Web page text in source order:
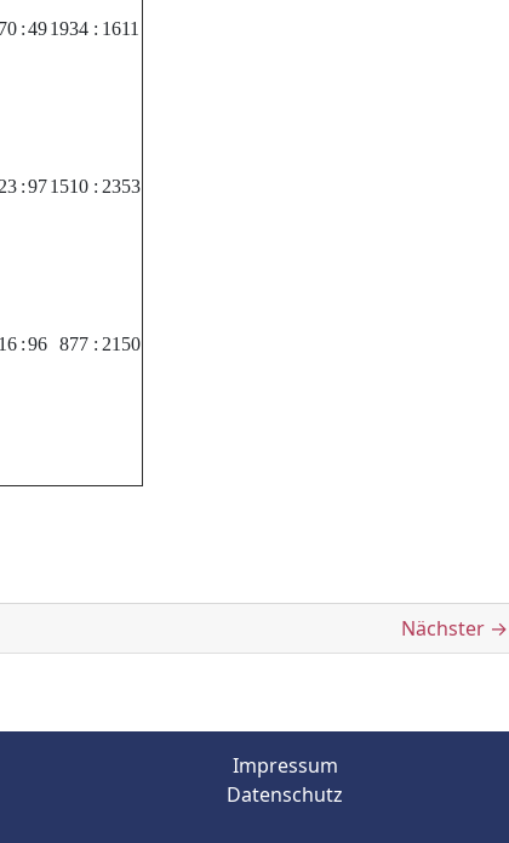
70 :491934 : 1611
23 :971510 : 2353
16 :96 877 : 2150
Nächster →
Impressum
Datenschutz